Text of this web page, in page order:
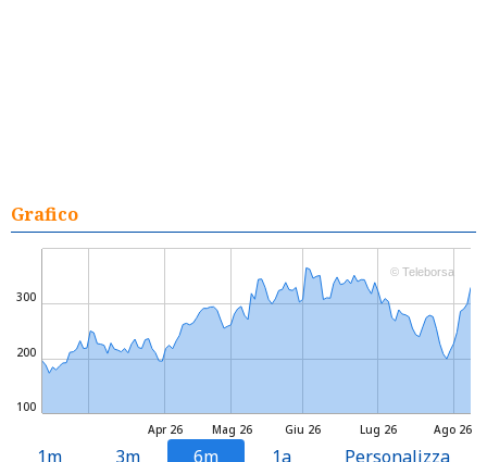
Grafico
Mag 26 Lug 26
Apr 26 Giu 26 Ago 26
100
200
300
© Teleborsa
1m 3m 6m 1a Personalizza